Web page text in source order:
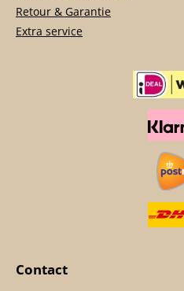
Retour & Garantie
Extra service
Contact